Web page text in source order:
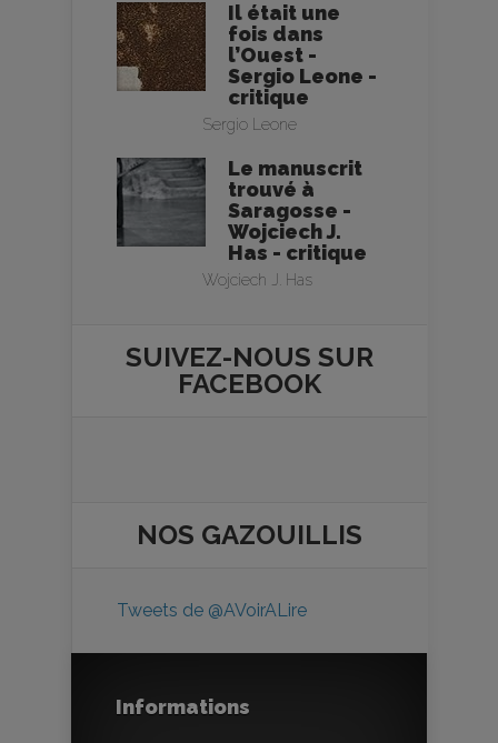
Il était une
fois dans
l’Ouest -
Sergio Leone -
critique
Sergio Leone
Le manuscrit
trouvé à
Saragosse -
Wojciech J.
Has - critique
Wojciech J. Has
SUIVEZ-NOUS SUR
FACEBOOK
NOS GAZOUILLIS
Tweets de @AVoirALire
Informations